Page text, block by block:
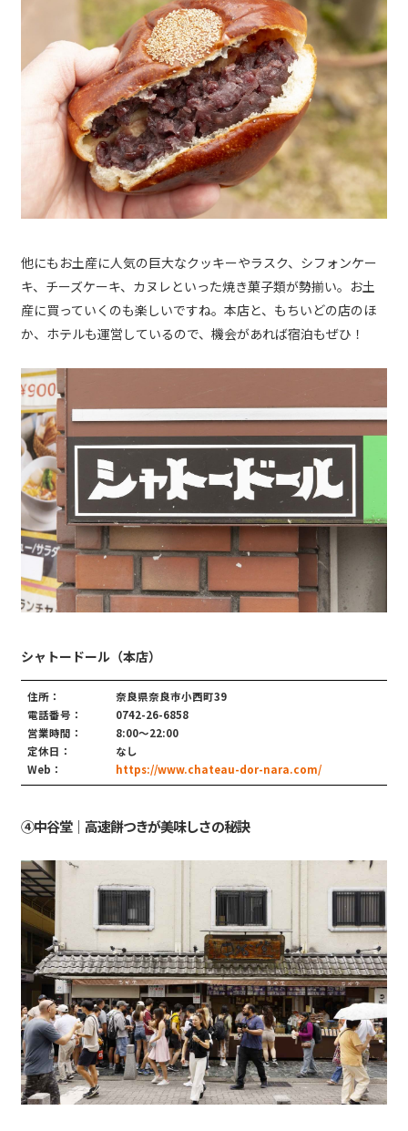
他にもお土産に人気の巨大なクッキーやラスク、シフォンケー
キ、チーズケーキ、カヌレといった焼き菓子類が勢揃い。お土
産に買っていくのも楽しいですね。本店と、もちいどの店のほ
か、ホテルも運営しているので、機会があれば宿泊もぜひ！
シャトードール（本店）
住所：
奈良県奈良市小西町39
電話番号：
0742-26-6858
営業時間：
8:00～22:00
定休日：
なし
Web：
https://www.chateau-dor-nara.com/
④中谷堂｜高速餅つきが美味しさの秘訣